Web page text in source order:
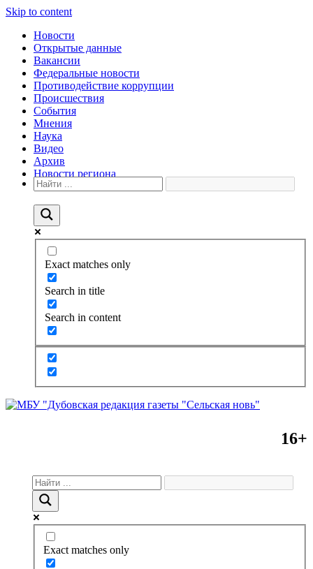
Skip to content
Новости
Открытые данные
Вакансии
Федеральные новости
Противодействие коррупции
Происшествия
События
Мнения
Наука
Видео
Архив
Новости региона
Exact matches only
Search in title
Search in content
16+
Exact matches only